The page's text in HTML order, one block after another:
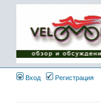
Имя пользователя:
Пароль:
{ LOG_ME_IN_SHORT
}
Вход Регистрация